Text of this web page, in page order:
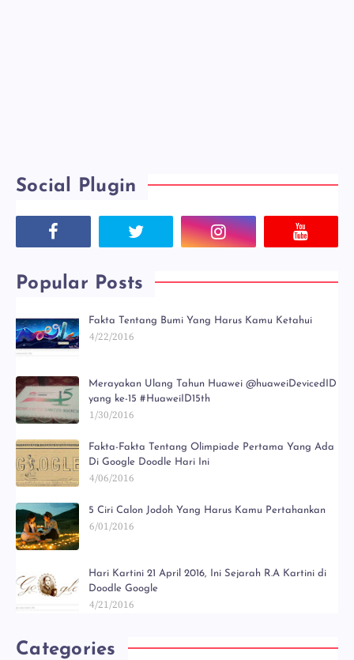
Social Plugin
Popular Posts
Fakta Tentang Bumi Yang Harus Kamu Ketahui
4/22/2016
Merayakan Ulang Tahun Huawei @huaweiDevicedID
yang ke-15 #HuaweiID15th
1/30/2016
Fakta-Fakta Tentang Olimpiade Pertama Yang Ada
Di Google Doodle Hari Ini
4/06/2016
5 Ciri Calon Jodoh Yang Harus Kamu Pertahankan
6/01/2016
Hari Kartini 21 April 2016, Ini Sejarah R.A Kartini di
Doodle Google
4/21/2016
Categories